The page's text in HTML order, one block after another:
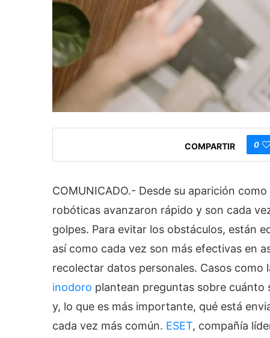
COMPARTIR 0
COMUNICADO.- Desde su aparición
robóticas avanzaron rápido y son cada
golpes. Para evitar los obstáculos, están
así como cada vez son más efectivas en
recolectar datos personales. Casos como
inodoro plantean preguntas sobre cuánto
y, lo que es más importante, qué está
cada vez más común. ESET, compañía